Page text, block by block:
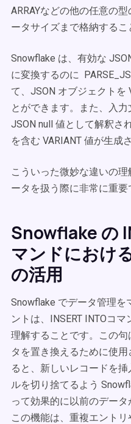
ARRAYなどの他の任意の
ータサイズまで格納するこ
Snowflake は、有効な
に変換するのに
て、JSON オブジェクトを
とができます。また、入力
JSON null 値として解釈さ
を含む VARIANT 値が生成
こういった微妙な違いの
ータを扱う際に非常に重要
Snowflake の
マンドにおけ
の活用
Snowflake でデータ管理を
ントは、INSERT INTOコマ
理解することです。この
タを置き換えるために使用
ると、新しいレコードを
ルを切り捨てるよう
って効果的に以前のデータ
この機能は、重複エント